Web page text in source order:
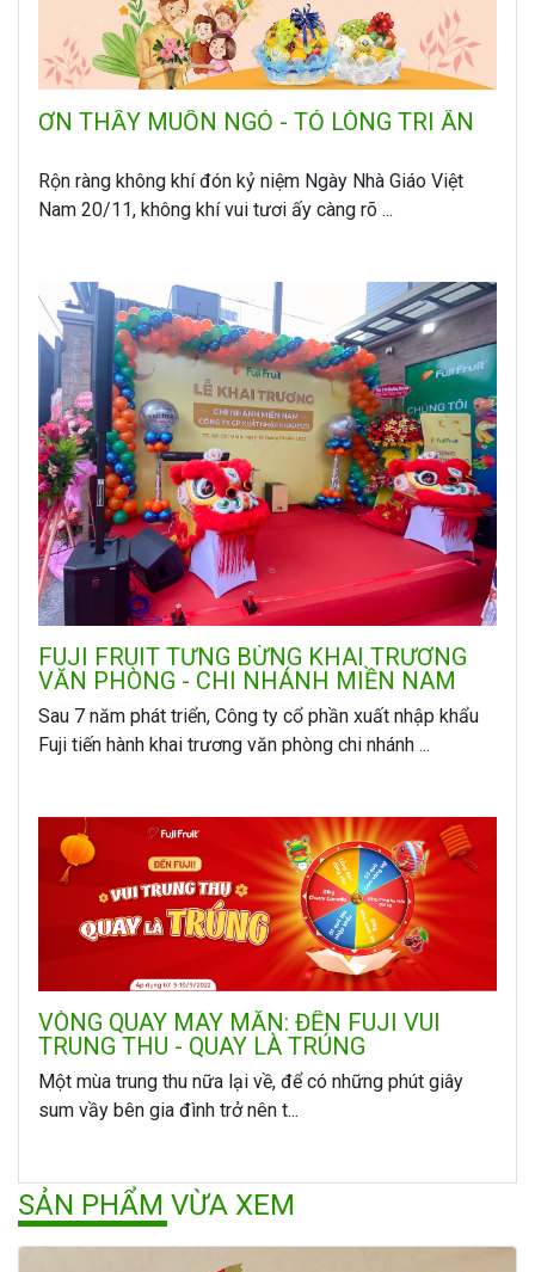
ƠN THẦY MUỐN NGỎ - TỎ LÒNG TRI ÂN
Rộn ràng không khí đón kỷ niệm Ngày Nhà Giáo Việt
Nam 20/11, không khí vui tươi ấy càng rõ ...
FUJI FRUIT TƯNG BỪNG KHAI TRƯƠNG
VĂN PHÒNG - CHI NHÁNH MIỀN NAM
Sau 7 năm phát triển, Công ty cổ phần xuất nhập khẩu
Fuji tiến hành khai trương văn phòng chi nhánh ...
VÒNG QUAY MAY MẮN: ĐẾN FUJI VUI
TRUNG THU - QUAY LÀ TRÚNG
Một mùa trung thu nữa lại về, để có những phút giây
sum vầy bên gia đình trở nên t...
SẢN PHẨM VỪA XEM